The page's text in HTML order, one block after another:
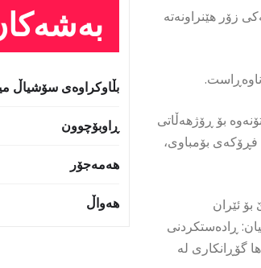
زۆر هێنراونەتە
بۆ ڕۆژهەڵاتی
فڕۆکەی بۆمباوی،
ئێران
ڕادەستکردنی
گۆڕانکاری لە
بڵاوکراوەی سۆشیاڵ
ڕاوبۆچوون
هەمەجۆر
هەواڵ